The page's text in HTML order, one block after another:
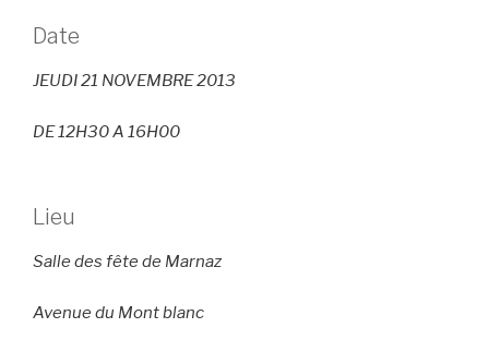
Date
JEUDI 21 NOVEMBRE 2013
DE 12H30 A 16H00
Lieu
Salle des fête de Marnaz
Avenue du Mont blanc